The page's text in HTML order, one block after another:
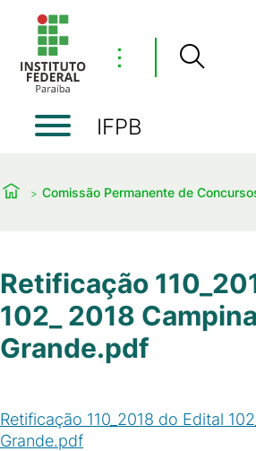
⋮
IFPB
Comissão Permanente de
Retificação
102_ 2018 Campina
Grande.pdf
Retificação 110_2018 do Edital
Grande.pdf